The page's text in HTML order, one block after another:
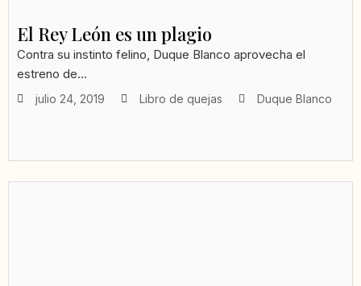
El Rey León es un plagio
Contra su instinto felino, Duque Blanco aprovecha el
estreno de...
julio 24, 2019 Libro de quejas Duque Blanco